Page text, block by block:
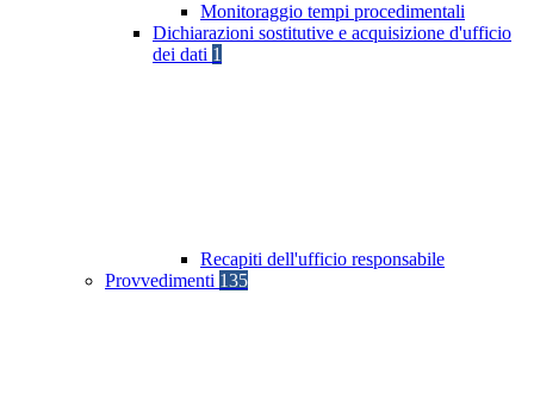
Monitoraggio tempi procedimentali
Dichiarazioni sostitutive e acquisizione d'ufficio
dei dati 1
Recapiti dell'ufficio responsabile
Provvedimenti 135